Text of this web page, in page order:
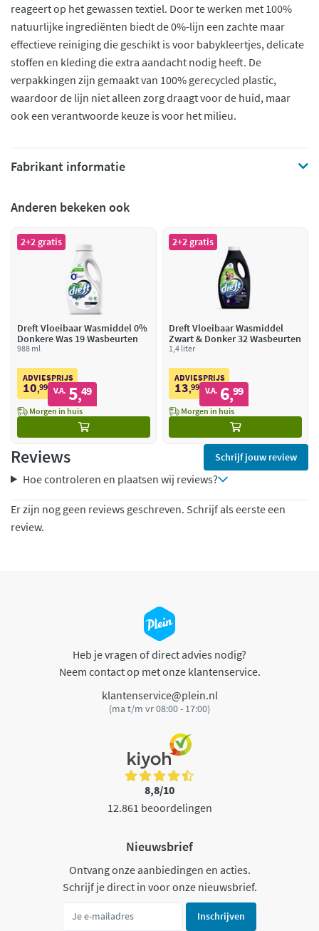
reageert op het gewassen textiel. Door te werken met 100%
natuurlijke ingrediënten biedt de 0%-lijn een zachte maar
effectieve reiniging die geschikt is voor babykleertjes, delicate
stoffen en kleding die extra aandacht nodig heeft. De
verpakkingen zijn gemaakt van 100% gerecycled plastic,
waardoor de lijn niet alleen zorg draagt voor de huid, maar
ook een verantwoorde keuze is voor het milieu.
Fabrikant informatie
Anderen bekeken ook
2+2 gratis
Dreft Vloeibaar Wasmiddel 0%
Donkere Was 19 Wasbeurten
988 ml
ADVIESPRIJS
10,99 V.A. 5,49
Morgen in huis
2+2 gratis
Dreft Vloeibaar Wasmiddel
Zwart & Donker 32 Wasbeurten
1,4 liter
ADVIESPRIJS
13,99 V.A. 6,99
Morgen in huis
Reviews Schrijf jouw review
Hoe controleren en plaatsen wij reviews?
Er zijn nog geen reviews geschreven. Schrijf als eerste een
review.
Heb je vragen of direct advies nodig?
Neem contact op met onze klantenservice.
klantenservice@plein.nl
(ma t/m vr 08:00 - 17:00)
8,8/10
12.861 beoordelingen
Nieuwsbrief
Ontvang onze aanbiedingen en acties.
Schrijf je direct in voor onze nieuwsbrief.
Inschrijven